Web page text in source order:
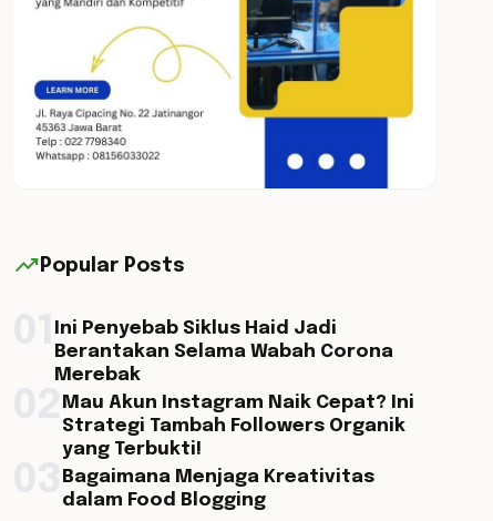
trending_up Popular Posts
Ini Penyebab Siklus Haid Jadi
Berantakan Selama Wabah Corona
Merebak
Mau Akun Instagram Naik Cepat? Ini
Strategi Tambah Followers Organik
yang Terbukti!
Bagaimana Menjaga Kreativitas
dalam Food Blogging